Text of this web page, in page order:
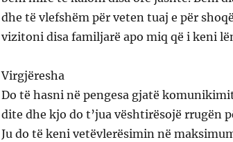
dhe të vlefshëm për veten tuaj e për
vizitoni disa familjarë apo miq që i keni
Virgjëresha
Do të hasni në pengesa gjatë
dite dhe kjo do t’jua vështirësojë rrugën
Ju do të keni vetëvlerësimin në